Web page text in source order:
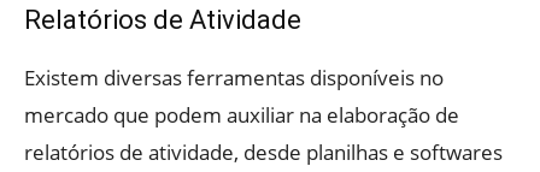
Relatórios de Atividade
Existem diversas ferramentas disponíveis no
mercado que podem auxiliar na elaboração de
relatórios de atividade, desde planilhas e softwares